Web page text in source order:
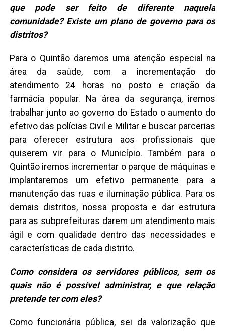
que pode ser feito de diferente naquela
comunidade? Existe um plano de governo para os
distritos?
Para o Quintão daremos uma atenção especial na
área da saúde, com a incrementação do
atendimento 24 horas no posto e criação da
farmácia popular. Na área da segurança, iremos
trabalhar junto ao governo do Estado o aumento do
efetivo das polícias Civil e Militar e buscar parcerias
para oferecer estrutura aos profissionais que
quiserem vir para o Município. Também para o
Quintão iremos incrementar o parque de máquinas e
implantaremos um efetivo permanente para a
manutenção das ruas e iluminação pública. Para os
demais distritos, nossa proposta e dar estrutura
para as subprefeituras darem um atendimento mais
ágil e com qualidade dentro das necessidades e
características de cada distrito.
Como considera os servidores públicos, sem os
quais não é possível administrar, e que relação
pretende ter com eles?
Como funcionária pública, sei da valorização que